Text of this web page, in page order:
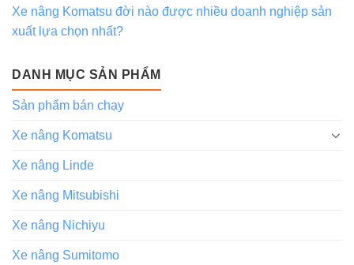
Xe nâng Komatsu đời nào được nhiều doanh nghiệp sản
xuất lựa chọn nhất?
DANH MỤC SẢN PHẨM
Sản phẩm bán chạy
Xe nâng Komatsu
Xe nâng Linde
Xe nâng Mitsubishi
Xe nâng Nichiyu
Xe nâng Sumitomo